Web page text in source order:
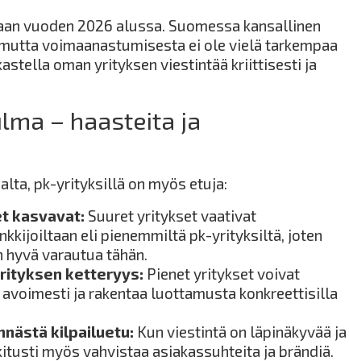
vuoden 2026 alussa. Suomessa kansallinen
voimaanastumisesta ei ole vielä tarkempaa
oman yrityksen viestintää kriittisesti ja
– haasteita ja
pk-yrityksillä on myös etuja:
kasvavat: Suuret yritykset vaativat
eli pienemmiltä pk-yrityksiltä, joten
varautua tähän.
ketteryys: Pienet yritykset voivat
ja rakentaa luottamusta konkreettisilla
kilpailuetu: Kun viestintä on läpinäkyvää ja
myös vahvistaa asiakassuhteita ja brändiä.